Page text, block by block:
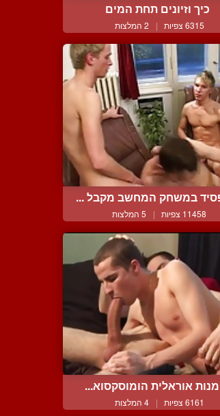
כיך וזיונים תחת המים
6315 צפיות | 2 המלצות
במשחק המחשב מקבל ...
11458 צפיות | 5 המלצות
אוראלית הומוסקסוא...
6161 צפיות | 4 המלצות